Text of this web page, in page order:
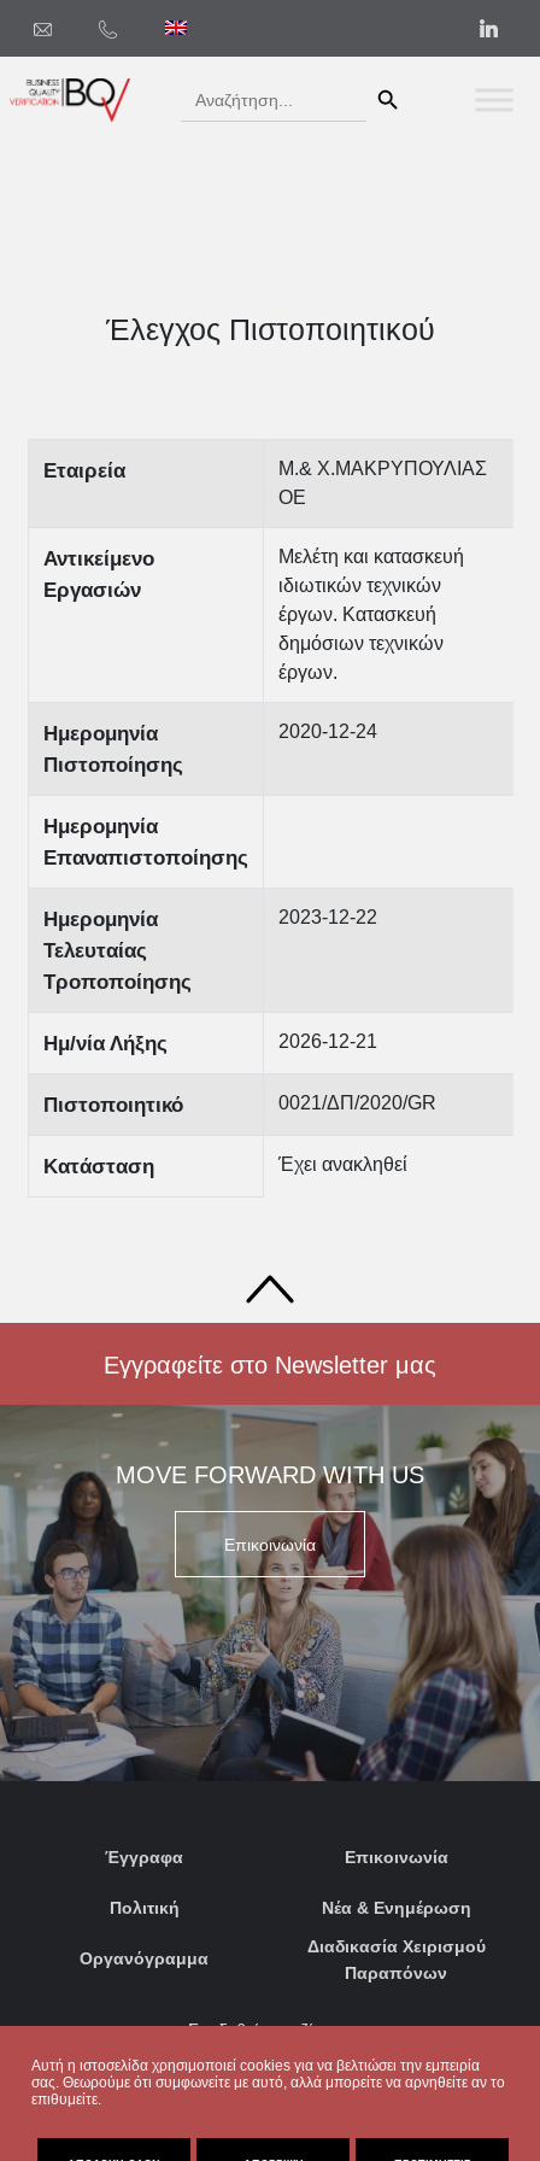
Αυτή η ιστοσελίδα χρησιμοποιεί cookies για να βελτιώσει την εμπειρία
σας. Θεωρούμε ότι συμφωνείτε με αυτό, αλλά μπορείτε να αρνηθείτε αν το
επιθυμείτε.
Search
for:
Έλεγχος Πιστοποιητικού
Εταιρεία
Μ.& Χ.ΜΑΚΡΥΠΟΥΛΙΑΣ
ΟΕ
Αντικείμενο
Εργασιών
Μελέτη και κατασκευή
ιδιωτικών τεχνικών
έργων. Κατασκευή
δημόσιων τεχνικών
έργων.
Ημερομηνία
Πιστοποίησης
2020-12-24
Ημερομηνία
Επαναπιστοποίησης
Ημερομηνία
Τελευταίας
Τροποποίησης
2023-12-22
Ημ/νία Λήξης 2026-12-21
Πιστοποιητικό 0021/ΔΠ/2020/GR
Κατάσταση Έχει ανακληθεί
Εγγραφείτε στο Newsletter μας
MOVE FORWARD WITH US
Επικοινωνία
Έγγραφα
Πολιτική
Οργανόγραμμα
Επικοινωνία
Νέα & Ενημέρωση
Διαδικασία Χειρισμού
Παραπόνων
Συνδεθείτε μαζί μας: